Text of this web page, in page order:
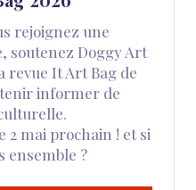
rejoignez une
soutenez Doggy Art
revue It Art Bag de
informer de
2 mai prochain ! et si
ensemble ?